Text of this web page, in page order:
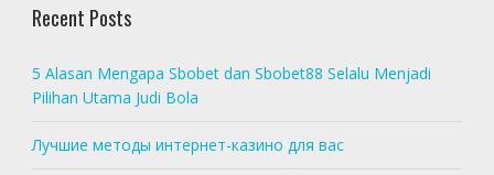
Recent Posts
5 Alasan Mengapa Sbobet dan Sbobet88 Selalu Menjadi
Pilihan Utama Judi Bola
Лучшие методы интернет-казино для вас